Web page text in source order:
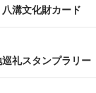
溝文化財カード
礼スタンプラリー